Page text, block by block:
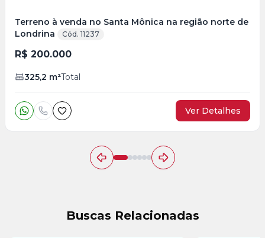
Terreno à venda no Santa Mônica na região norte de
Londrina
Cód. 11237
R$ 200.000
325,2 m²Total
Ver Detalhes
Buscas Relacionadas